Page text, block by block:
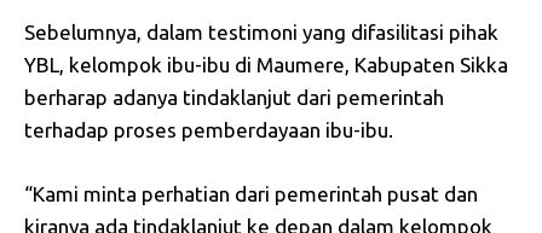
Sebelumnya, dalam testimoni yang difasilitasi pihak
YBL, kelompok ibu-ibu di Maumere, Kabupaten Sikka
berharap adanya tindaklanjut dari pemerintah
terhadap proses pemberdayaan ibu-ibu.
“Kami minta perhatian dari pemerintah pusat dan
kiranya ada tindaklanjut ke depan dalam kelompok